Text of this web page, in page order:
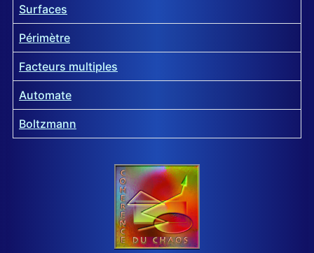
Surfaces
Périmètre
Facteurs multiples
Automate
Boltzmann